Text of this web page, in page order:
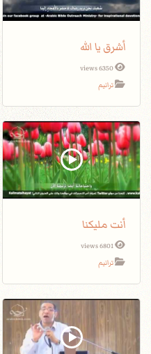
أشرق يا الله
6350 views
ترانيم
أنت مليكنا
6801 views
ترانيم